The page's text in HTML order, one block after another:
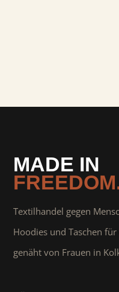
MADE IN
Textilhandel gegen
Hoodies und Taschen
genäht von Frauen in